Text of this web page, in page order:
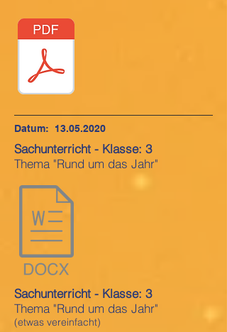
Datum: 13.05.2020
Sachunterricht - Klasse: 3
Thema "Rund um das Jahr"
Sachunterricht - Klasse: 3
Thema "Rund um das Jahr"
(etwas vereinfacht)